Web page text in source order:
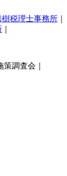
樹税理士事務所
調査会｜